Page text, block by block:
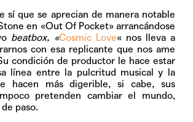
sí que se aprecian de manera notable
en «Out Of Pocket» arrancándose
beatbox, «Cosmic Love«nos lleva a
con esa replicante que nos ame
condición de productor le hace estar
línea entre la pulcritud musical y la
hacen más digerible, si cabe, sus
pretenden cambiar el mundo,
paso.